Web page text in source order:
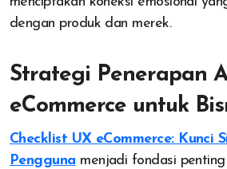
dengan produk dan merek.
Strategi Penerapan
eCommerce untuk
Checklist UX eCommerce: Kunci
Pengguna menjadi fondasi penting